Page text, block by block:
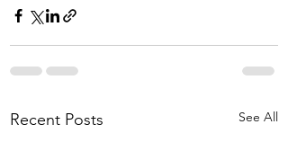
Recent Posts See All